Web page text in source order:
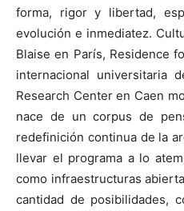
forma, rigor y libertad,
evolución e inmediatez.
Blaise en París, Residence
internacional universitaria
Research Center en Caen
nace de un corpus de
redefinición continua de la
llevar el programa a lo
como infraestructuras
cantidad de posibilidades,